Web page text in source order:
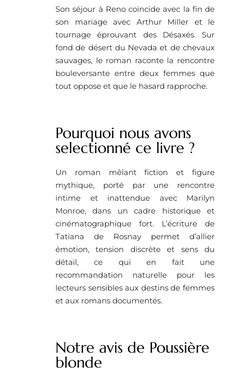
Son séjour à Reno coïncide avec la fin de
son mariage avec Arthur Miller et le
tournage éprouvant des Désaxés. Sur
fond de désert du Nevada et de chevaux
sauvages, le roman raconte la rencontre
bouleversante entre deux femmes que
tout oppose et que le hasard rapproche.
Pourquoi nous avons
selectionné ce livre ? ​
Un roman mêlant fiction et figure
mythique, porté par une rencontre
intime et inattendue avec Marilyn
Monroe, dans un cadre historique et
cinématographique fort. L’écriture de
Tatiana de Rosnay permet d’allier
émotion, tension discrète et sens du
détail, ce qui en fait une
recommandation naturelle pour les
lecteurs sensibles aux destins de femmes
et aux romans documentés.
Notre avis de Poussière
blonde